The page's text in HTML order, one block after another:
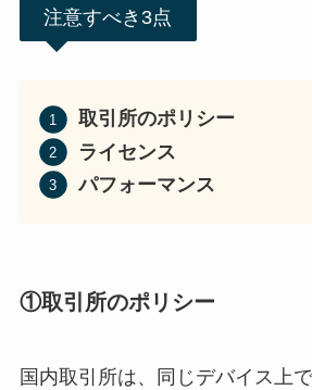
注意すべき3点
取引所のポリシー
ライセンス
パフォーマンス
①取引所のポリシー
国内取引所は、同じデバイス上